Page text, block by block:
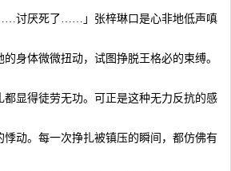
厌死了……」张梓琳口是心非地低声嗔
身体微微扭动，试图挣脱王格必的束缚。
都显得徒劳无功。可正是这种无力反抗的感
悸动。每一次挣扎被镇压的瞬间，都仿佛有